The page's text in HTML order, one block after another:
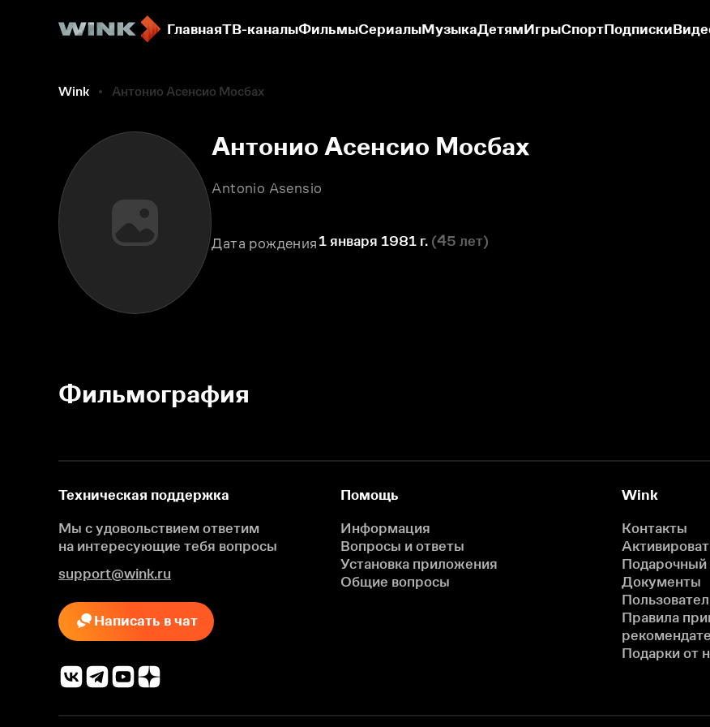
ГлавнаяТВ-каналыФильмыСериалыМузыкаДетямИгрыСпортПодписки
Wink Антонио Асенсио Мосбах
Антонио Асенсио Мосбах
Antonio Asensio
Дата рождения 1 января 1981 г. (45 лет)
Фильмография
Техническая поддержка
Мы с удовольствием ответим
на интересующие тебя вопросы
support@wink.ru
Написать в чат
Помощь
Информация
Вопросы и ответы
Установка приложения
Общие вопросы
Wink
Контакты
Подарочный
Документы
Правила
Подарки от